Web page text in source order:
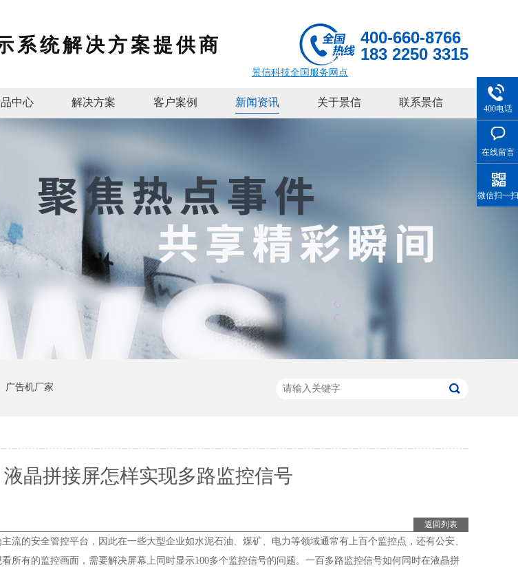
系统解决方案提供商
400-660-8766
183 2250 3315
景信科技全国服务网点
中心 解决方案 客户案例 新闻资讯 关于景信 联系景信
广告机厂家
液晶拼接屏怎样实现多路监控信号
返回列表
流的安全管控平台，因此在一些大型企业如水泥石油、煤矿、电力等领域通常有上百个监控点，还有公安、
所有的监控画面，需要解决屏幕上同时显示100多个监控信号的问题。一百多路监控信号如何同时在液晶拼
400电话
在线留言
微信扫一扫